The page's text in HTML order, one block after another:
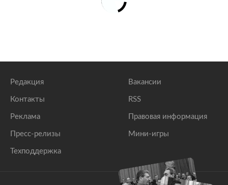
Редакция
Контакты
Реклама
Пресс-релизы
Техподдержка
Вакансии
RSS
Правовая информация
Мини-игры